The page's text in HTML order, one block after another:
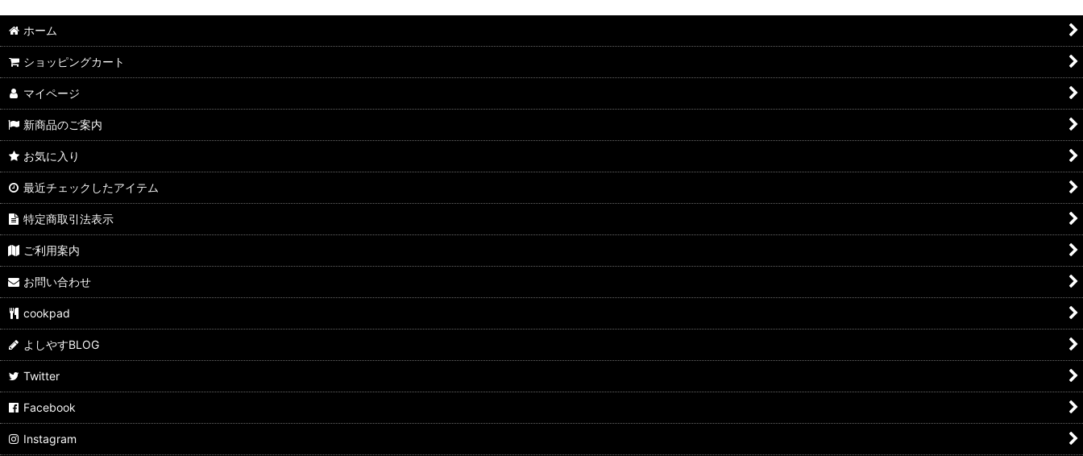
ホーム
ショッピングカート
マイページ
新商品のご案内
お気に入り
最近チェックしたアイテム
特定商取引法表示
ご利用案内
お問い合わせ
cookpad
よしやすBLOG
Twitter
Facebook
Instagram